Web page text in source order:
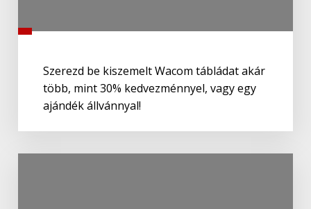
Szerezd be kiszemelt Wacom tábládat akár
több, mint 30% kedvezménnyel, vagy egy
ajándék állvánnyal!